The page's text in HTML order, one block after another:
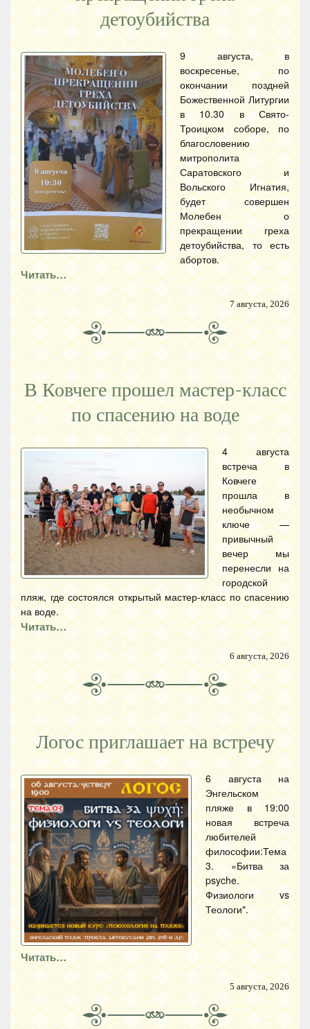
детоубийства
9 августа, в
воскресенье, по
окончании поздней
Божественной Литургии
в 10.30 в Свято-
Троицком соборе, по
благословению
митрополита
Саратовского и
Вольского Игнатия,
будет совершен
Молебен о
прекращении греха
детоубийства, то есть
абортов.
Читать…
7 августа, 2026
В Ковчеге прошел мастер-класс
по спасению на воде
4 августа
встреча в
Ковчеге
прошла в
необычном
ключе —
привычный
вечер мы
перенесли на
городской
пляж, где состоялся открытый мастер-класс по спасению
на воде.
Читать…
6 августа, 2026
Логос приглашает на встречу
6 августа на
Энгельском
пляже в 19:00
новая встреча
любителей
философии:Тема
3. «Битва за
psyche.
Физиологи vs
Теологи".
Читать…
5 августа, 2026